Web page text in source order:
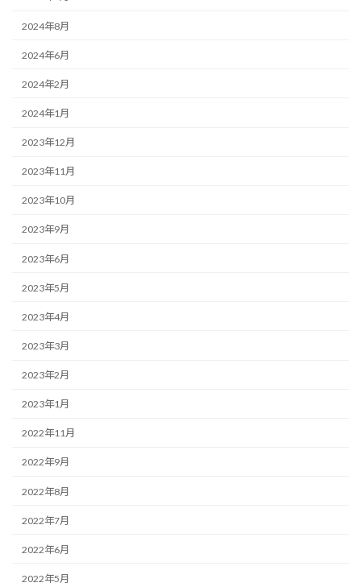
2024年8月
2024年6月
2024年2月
2024年1月
2023年12月
2023年11月
2023年10月
2023年9月
2023年6月
2023年5月
2023年4月
2023年3月
2023年2月
2023年1月
2022年11月
2022年9月
2022年8月
2022年7月
2022年6月
2022年5月